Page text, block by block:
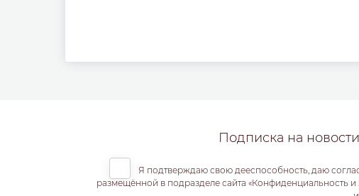
Подписка на новости
Я подтверждаю свою дееспособность, даю
размещённой в подразделе сайта «Конфиденциальность